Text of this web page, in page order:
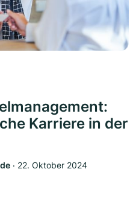
Karriere in der
‧ 22. Oktober 2024